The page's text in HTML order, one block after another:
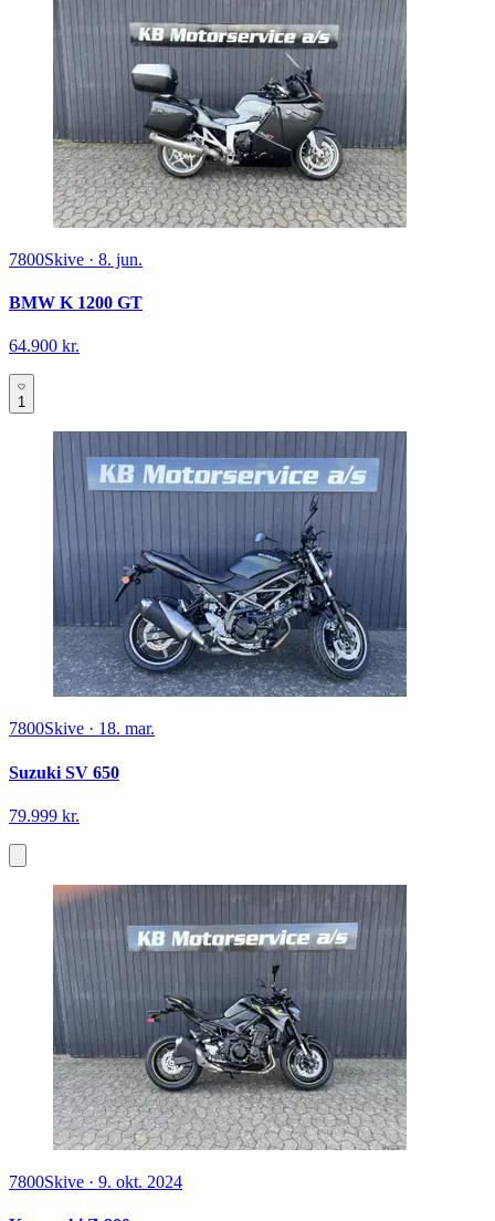
7800Skive · 8. jun.
BMW K 1200 GT
64.900 kr.
1
7800Skive · 18. mar.
Suzuki SV 650
79.999 kr.
7800Skive · 9. okt. 2024